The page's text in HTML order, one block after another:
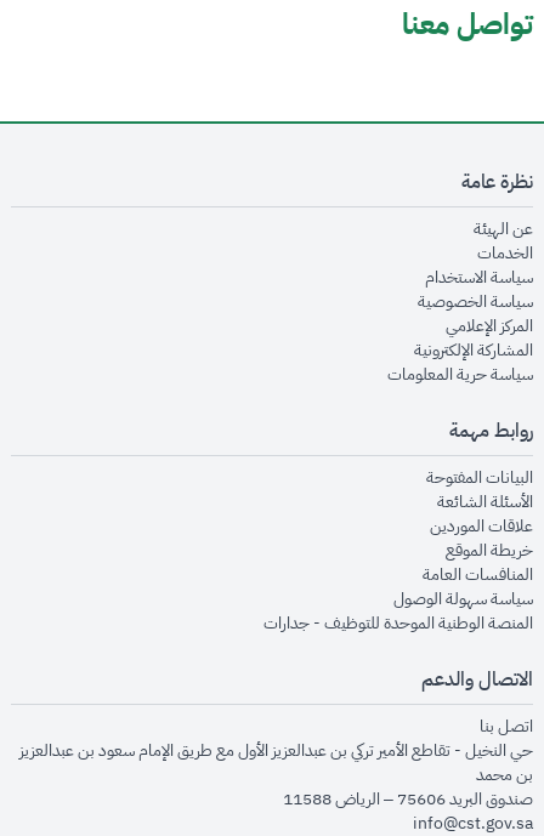
تواصل معنا
نظرة عامة
عن الهيئةopens in new window
الخدماتopens in new window
سياسة الاستخدام
سياسة الخصوصيةopens in new window
المركز الإعلاميopens in new window
المشاركة الإلكترونيةopens in new window
سياسة حرية المعلوماتopens in new window
روابط مهمة
البيانات المفتوحةopens in new window
الأسئلة الشائعةopens in new window
علاقات الموردينopens in new window
خريطة الموقعopens in new window
المنافسات العامةopens in new window
سياسة سهولة الوصولopens in new window
المنصة الوطنية الموحدة للتوظيف - جداراتopens in new window
الاتصال والدعم
اتصل بنا
حي النخيل - تقاطع الأمير تركي بن عبدالعزيز الأول مع طريق الإمام سعود بن عبدالعزيز
بن محمد
صندوق البريد 75606 – الرياض 11588
info@cst.gov.sa